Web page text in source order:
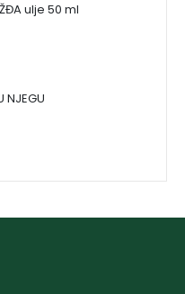
ulje 50 ml
NJEGU